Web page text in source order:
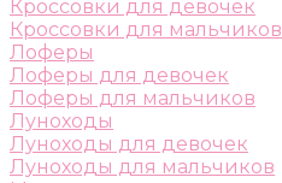
Кроссовки для девочек
Кроссовки для мальчиков
Лоферы
Лоферы для девочек
Лоферы для мальчиков
Луноходы
Луноходы для девочек
Луноходы для мальчиков